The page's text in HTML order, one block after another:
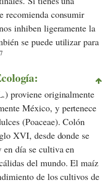
recomienda consumir
inhiben ligeramente la
se puede utilizar para
7
proviene originalmente
México, y pertenece
(Poaceae).Colón
XVI, desde donde se
día se cultiva en
del mundo. El maíz
de los cultivos de